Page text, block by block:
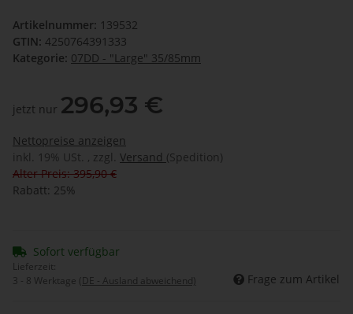
Artikelnummer: 139532
GTIN: 4250764391333
Kategorie: 07DD - "Large" 35/85mm
jetzt nur 296,93 €
Nettopreise anzeigen
inkl. 19% USt. , zzgl. Versand (Spedition)
Alter Preis: 395,90 €
Rabatt: 25%
Sofort verfügbar
Lieferzeit:
3 - 8 Werktage (DE - Ausland abweichend) Frage zum Artikel